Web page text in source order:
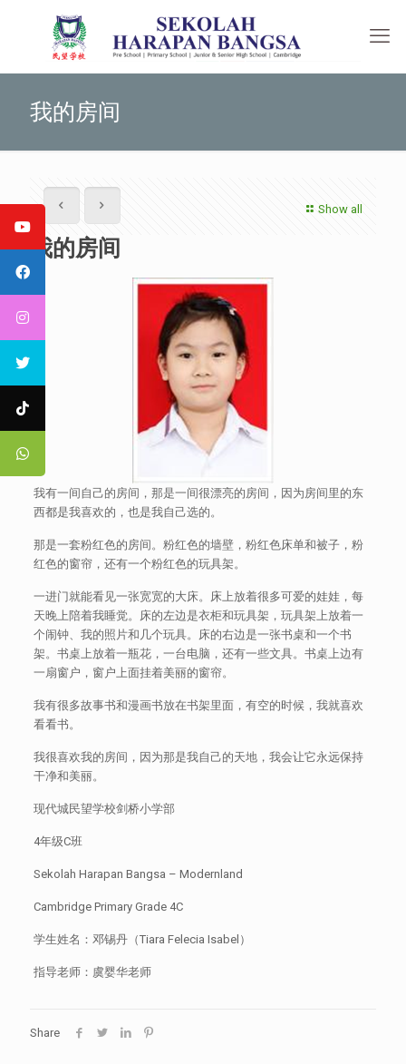
我的房间
Show all
我的房间
我有一间自己的房间，那是一间很漂亮的房间，因为房间里的东
西都是我喜欢的，也是我自己选的。
那是一套粉红色的房间。粉红色的墙壁，粉红色床单和被子，粉
红色的窗帘，还有一个粉红色的玩具架。
一进门就能看见一张宽宽的大床。床上放着很多可爱的娃娃，每
天晚上陪着我睡觉。床的左边是衣柜和玩具架，玩具架上放着一
个闹钟、我的照片和几个玩具。床的右边是一张书桌和一个书
架。书桌上放着一瓶花，一台电脑，还有一些文具。书桌上边有
一扇窗户，窗户上面挂着美丽的窗帘。
我有很多故事书和漫画书放在书架里面，有空的时候，我就喜欢
看看书。
我很喜欢我的房间，因为那是我自己的天地，我会让它永远保持
干净和美丽。
现代城民望学校剑桥小学部
4年级C班
Sekolah Harapan Bangsa – Modernland
Cambridge Primary Grade 4C
学生姓名：邓锡丹（Tiara Felecia Isabel）
指导老师：虞婴华老师
Share